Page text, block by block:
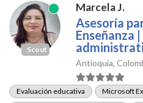
Scout
Marcela J.
Asesoría
Enseñanza
Antioquia,
Evaluación educativa Microsoft